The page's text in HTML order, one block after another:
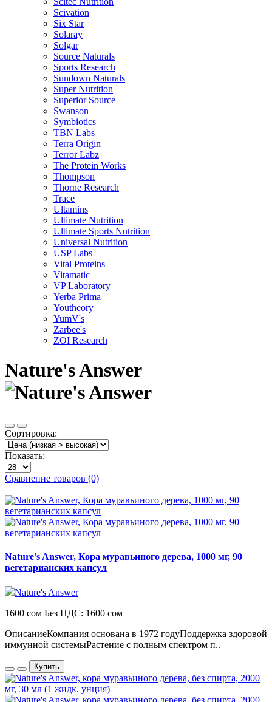
Scivation
Six Star
Solaray
Solgar
Source Naturals
Sports Research
Sundown Naturals
Super Nutrition
Superior Source
Swanson
Symbiotics
TBN Labs
Terra Origin
Terror Labz
The Protein Works
Thompson
Thorne Research
Trace
Ultamins
Ultimate Nutrition
Ultimate Sports Nutrition
Universal Nutrition
USP Labs
Vital Proteins
Vitamatic
VP Laboratory
Yerba Prima
Youtheory
YumV's
Zarbee's
ZOI Research
Nature's Answer
Сортировка:
Показать:
Сравнение товаров (0)
Nature's Answer, Кора муравьиного дерева, 1000 мг, 90
вегетарианских капсул
Nature's Answer
1600 сом Без НДС: 1600 сом
ОписаниеКомпания основана в 1972 годуПоддержка здоровой
иммунной системыРастение с полным спектром п..
Купить